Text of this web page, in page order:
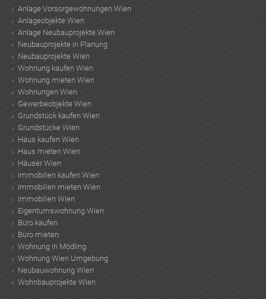
Anlage Vorsorgewohnungen Wien
Anlageobjekte Wien
Anlage Neubauprojekte Wien
Neubauprojekte in Planung
Neubauprojekte Wien
Wohnung kaufen Wien
Wohnung mieten Wien
Wohnungen Wien
Gewerbeobjekte Wien
Grundstück kaufen Wien
Grundstücke Wien
Haus kaufen Wien
Haus mieten Wien
Häuser Wien
Immobilien kaufen Wien
Immobilien mieten Wien
Immobilien Wien
Eigentumswohnung Wien
Büro kaufen
Büro mieten
Wohnung in Mödling
Wohnung Wien Umgebung
Neubauwohnung Wien
Wohnbauprojekte Wien